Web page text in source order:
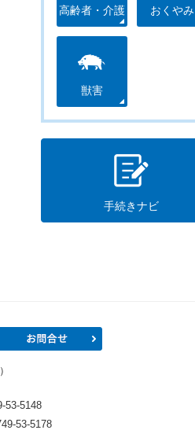
高齢者・介護 おくやみ
獣害
手続きナビ
プロフィール
53-5148
53-5178